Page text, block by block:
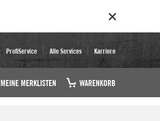
ProfiService Alle Services Karriere
MEINE MERKLISTEN WARENKORB